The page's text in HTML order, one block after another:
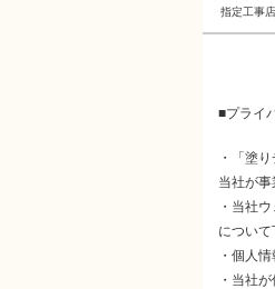
指定工事店
■プライ
・「塗
当社が事
・当社
について
・個人
・当社